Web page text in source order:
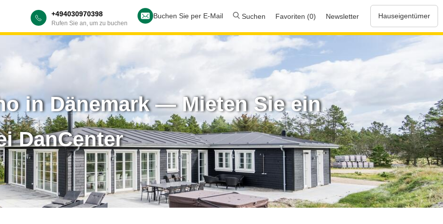
+494030970398
Rufen Sie an, um zu buchen
Buchen Sie per E-Mail Suchen Favoriten (0) Newsletter Hauseigentümer
in Dänemark — Mieten Sie ein
DanCenter